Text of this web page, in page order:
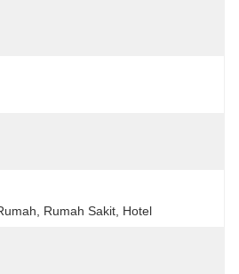
Rumah Sakit, Hotel